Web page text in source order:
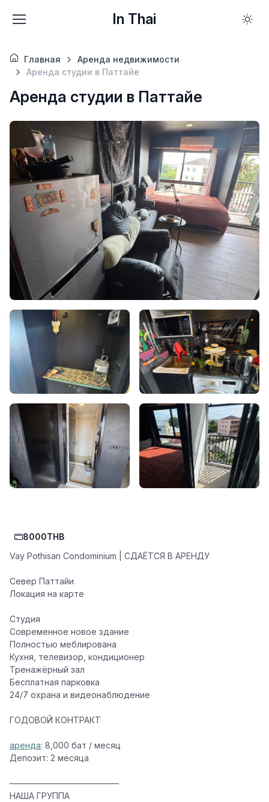
In Thai
Главная
Аренда недвижимости
Аренда студии в Паттайе
Аренда студии в Паттайе
8000THB
Vay Pothisan Condominium | СДАЁТСЯ В АРЕНДУ
Север Паттайи
Локация на карте
Студия
Современное новое здание
Полностью меблирована
Кухня, телевизор, кондиционер
Тренажёрный зал
Бесплатная парковка
24/7 охрана и видеонаблюдение
ГОДОВОЙ КОНТРАКТ
аренда: 8,000 бат / месяц
Депозит: 2 месяца
—————————————
НАША ГРУППА